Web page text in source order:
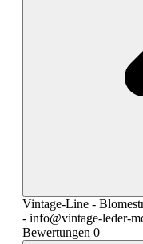
Vintage-Line -
- info@vintage-leder-
Bewertungen 0